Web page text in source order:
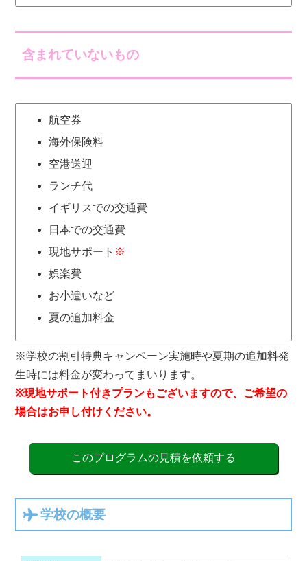
含まれていないもの
航空券
海外保険料
空港送迎
ランチ代
イギリスでの交通費
日本での交通費
現地サポート ※
娯楽費
お小遣いなど
夏の追加料金
※学校の割引特典キャンペーン実施時や夏期の追加料発
生時には料金が変わってまいります。
※現地サポート付きプランもございますので、ご希望の
場合はお申し付けください。
このプログラムの見積を依頼する
学校の概要